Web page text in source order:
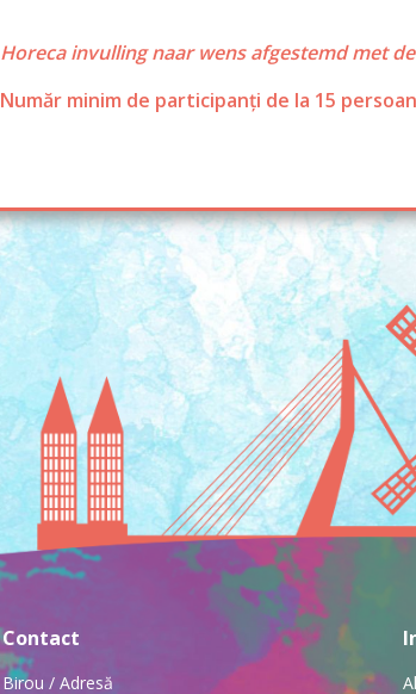
Horeca invulling naar wens afgestemd met
Număr minim de participanți de la 15
Contact
Birou / Adresă